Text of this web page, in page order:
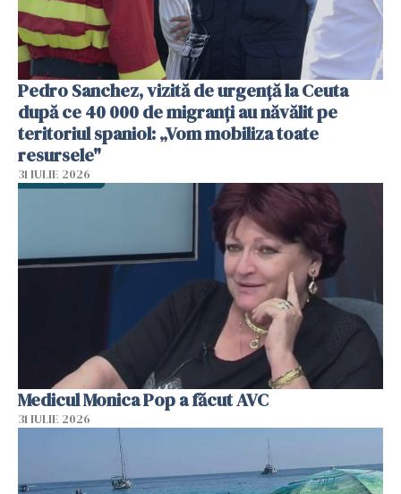
Pedro Sanchez, vizită de urgență la Ceuta
după ce 40 000 de migranți au năvălit pe
teritoriul spaniol: „Vom mobiliza toate
resursele"
31 IULIE 2026
Medicul Monica Pop a făcut AVC
31 IULIE 2026